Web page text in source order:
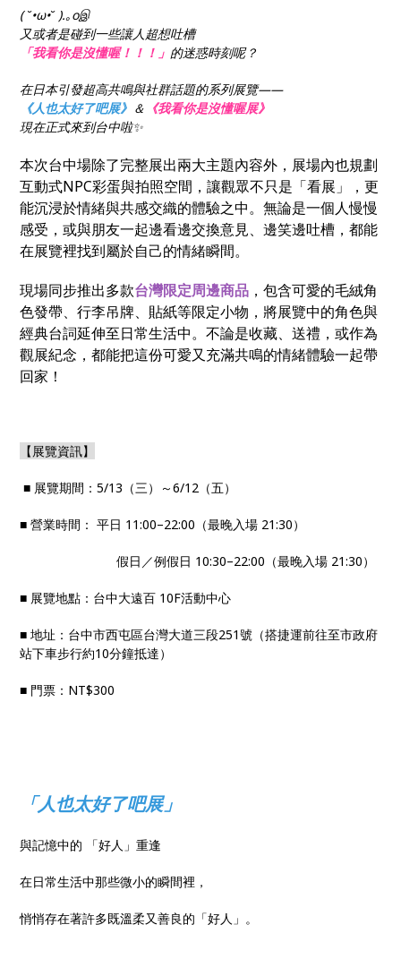
( ˘•ω•˘ ).｡oஇ
又或者是碰到一些讓人超想吐槽
「我看你是沒懂喔！！！」 的迷惑時刻呢？
在日本引發超高共鳴與社群話題的系列展覽——
《人也太好了吧展》 ＆ 《我看你是沒懂喔展》
現在正式來到台中啦✨
本次台中場除了完整展出兩大主題內容外，展場內也規劃
互動式NPC彩蛋與拍照空間，讓觀眾不只是「看展」，更
能沉浸於情緒與共感交織的體驗之中。無論是一個人慢慢
感受，或與朋友一起邊看邊交換意見、邊笑邊吐槽，都能
在展覽裡找到屬於自己的情緒瞬間。
現場同步推出多款台灣限定周邊商品 ，包含可愛的毛絨角
色發帶、行李吊牌、貼紙等限定小物，將展覽中的角色與
經典台詞延伸至日常生活中。不論是收藏、送禮，或作為
觀展紀念，都能把這份可愛又充滿共鳴的情緒體驗一起帶
回家！
【展覽資訊】
■ 展覽期間：5/13（三）～6/12（五）
■ 營業時間： 平日 11:00–22:00（最晚入場 21:30）
假日／例假日 10:30–22:00（最晚入場 21:30）
■ 展覽地點：台中大遠百 10F活動中心
■ 地址：台中市西屯區台灣大道三段251號（搭捷運前往至市政府
站下車步行約10分鐘抵達）
■ 門票：NT$300
「人也太好了吧展」
與記憶中的 「好人」重逢
在日常生活中那些微小的瞬間裡，
悄悄存在著許多既溫柔又善良的「好人」。